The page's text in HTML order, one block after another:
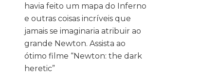
havia feito um mapa do Inferno
e outras coisas incríveis que
jamais se imaginaria atribuir ao
grande Newton. Assista ao
ótimo filme “Newton: the dark
heretic”